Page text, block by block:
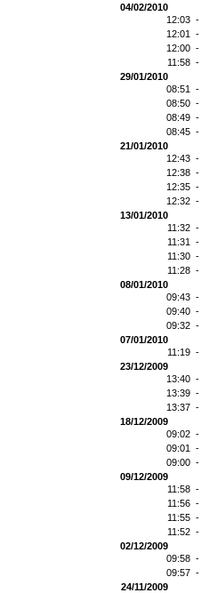
04/02/2010
12:03 -
12:01 -
12:00 -
11:58 -
29/01/2010
08:51 -
08:50 -
08:49 -
08:45 -
21/01/2010
12:43 -
12:38 -
12:35 -
12:32 -
13/01/2010
11:32 -
11:31 -
11:30 -
11:28 -
08/01/2010
09:43 -
09:40 -
09:32 -
07/01/2010
11:19 -
23/12/2009
13:40 -
13:39 -
13:37 -
18/12/2009
09:02 -
09:01 -
09:00 -
09/12/2009
11:58 -
11:56 -
11:55 -
11:52 -
02/12/2009
09:58 -
09:57 -
24/11/2009